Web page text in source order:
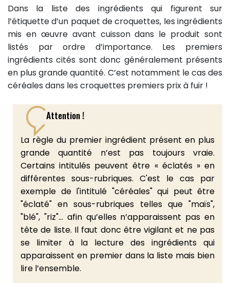
Dans la liste des ingrédients qui figurent sur
l’étiquette d’un paquet de croquettes, les ingrédients
mis en œuvre avant cuisson dans le produit sont
listés par ordre d’importance. Les premiers
ingrédients cités sont donc généralement présents
en plus grande quantité. C’est notamment le cas des
céréales dans les croquettes premiers prix à fuir !
Attention !
La règle du premier ingrédient présent en plus
grande quantité n’est pas toujours vraie.
Certains intitulés peuvent être « éclatés » en
différentes sous-rubriques. C'est le cas par
exemple de l'intitulé "céréales" qui peut être
"éclaté" en sous-rubriques telles que "maïs",
"blé", "riz"... afin qu’elles n’apparaissent pas en
tête de liste. Il faut donc être vigilant et ne pas
se limiter à la lecture des ingrédients qui
apparaissent en premier dans la liste mais bien
lire l’ensemble.